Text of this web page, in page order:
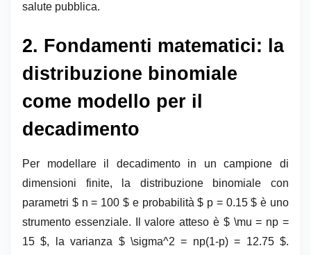
salute pubblica.
2. Fondamenti matematici: la
distribuzione binomiale
come modello per il
decadimento
Per modellare il decadimento in un campione di
dimensioni finite, la distribuzione binomiale con
parametri $ n = 100 $ e probabilità $ p = 0.15 $ è uno
strumento essenziale. Il valore atteso è $ \mu = np =
15 $, la varianza $ \sigma^2 = np(1-p) = 12.75 $.